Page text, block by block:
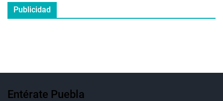
Publicidad
Entérate Puebla